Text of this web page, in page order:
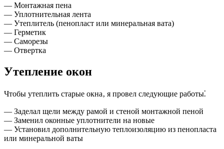
— Монтажная пена
— Уплотнительная лента
— Утеплитель (пенопласт или минеральная вата)
— Герметик
— Саморезы
— Отвертка
Утепление окон
Чтобы утеплить старые окна‚ я провел следующие работы⁚
— Заделал щели между рамой и стеной монтажной пеной
— Заменил оконные уплотнители на новые
— Установил дополнительную теплоизоляцию из пенопласта
или минеральной ваты